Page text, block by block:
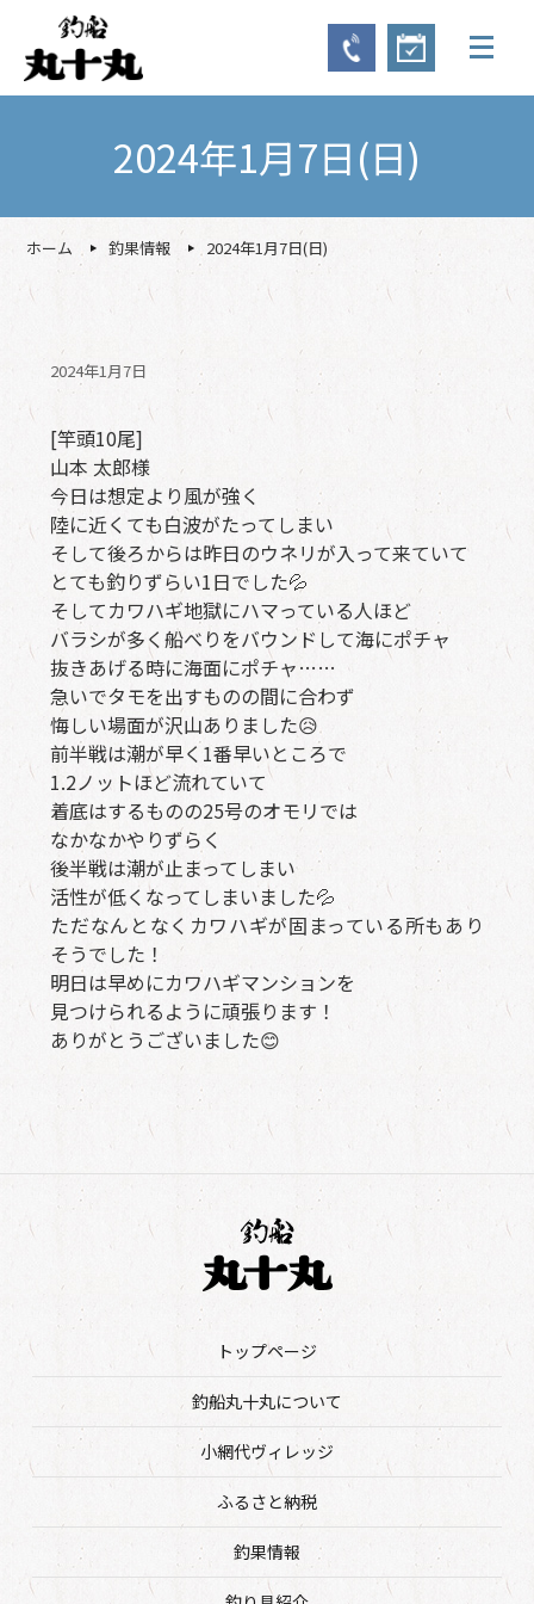
2024年1月7日(日)
ホーム 釣果情報 2024年1月7日(日)
2024年1月7日
[竿頭10尾]
山本 太郎様
今日は想定より風が強く
陸に近くても白波がたってしまい
そして後ろからは昨日のウネリが入って来ていて
とても釣りずらい1日でした💦
そしてカワハギ地獄にハマっている人ほど
バラシが多く船べりをバウンドして海にポチャ
抜きあげる時に海面にポチャ…​…​
急いでタモを出すものの間に合わず
悔しい場面が沢山ありました😥
前半戦は潮が早く1番早いところで
1.2ノットほど流れていて
着底はするものの25号のオモリでは
なかなかやりずらく
後半戦は潮が止まってしまい
活性が低くなってしまいました💦
ただなんとなくカワハギが固まっている所もあり
そうでした！
明日は早めにカワハギマンションを
見つけられるように頑張ります！
ありがとうございました😊
トップページ
釣船丸十丸について
小網代ヴィレッジ
ふるさと納税
釣果情報